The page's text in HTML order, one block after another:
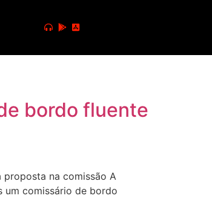
bordo fluente
na comissão A
um comissário de bordo